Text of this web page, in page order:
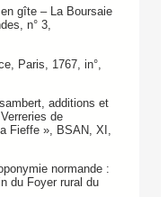
gîte – La Boursaie
n° 3,
Paris, 1767, in°,
additions et
de
Fieffe », BSAN, XI,
normande :
du Foyer rural du